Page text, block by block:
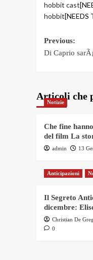
hobbit cast
hobbit[NEEDS
Post
Previous:
Di Caprio
Articoli che
Notizie
Che fine
del film La
admin 13
Anticipazioni
Il Segreto
dicembre:
Christian De
0